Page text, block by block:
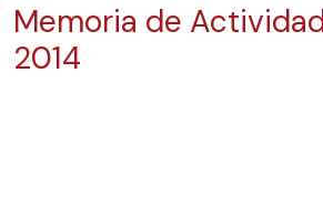
Memoria de
2014